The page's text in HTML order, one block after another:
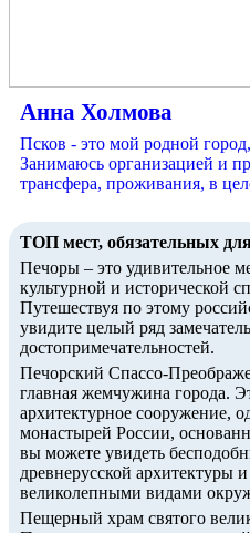
ТОП мест, обязательных
Печоры – это удивительное
культурной и исторической
Путешествуя по этому
увидите целый ряд
достопримечательностей.
Печорский Спассо-
главная жемчужина города.
архитектурное сооружение,
монастырей России,
вы можете увидеть
древнерусской архитектуры
великолепными видами
Пещерный храм святого
Анна Холмова
Псков - это мой родной
Занимаюсь организацией и
трансфера, проживания, в